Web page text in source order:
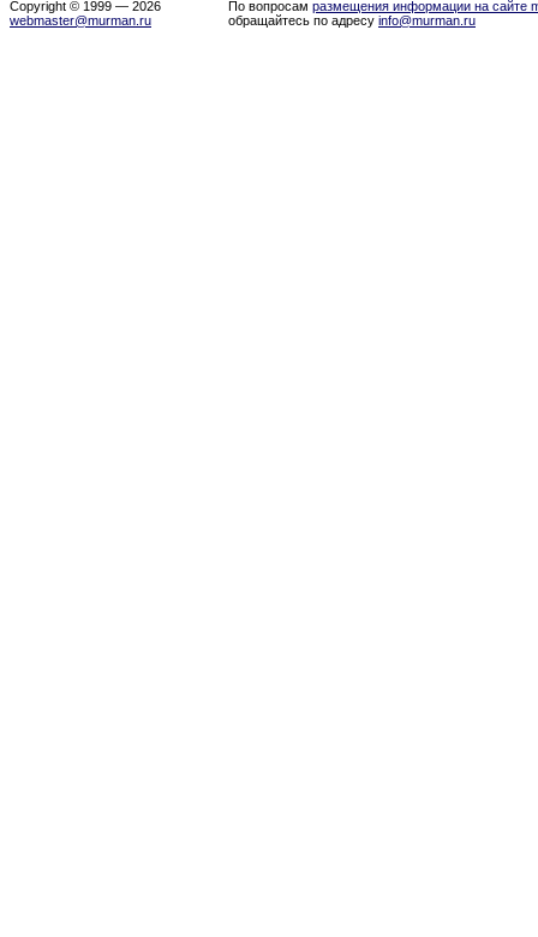
Copyright © 1999 — 2026
webmaster@murman.ru
По вопросам размещения информации на сайте
обращайтесь по адресу info@murman.ru